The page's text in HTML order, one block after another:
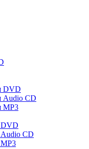
DVD
Audio CD
MP3
DVD
Audio CD